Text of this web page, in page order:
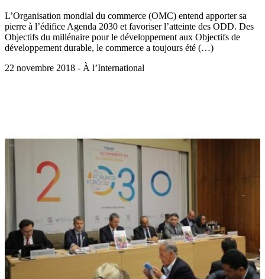
L’Organisation mondial du commerce (OMC) entend apporter sa
pierre à l’édifice Agenda 2030 et favoriser l’atteinte des ODD. Des
Objectifs du millénaire pour le développement aux Objectifs de
développement durable, le commerce a toujours été (…)
22 novembre 2018 - À l’International